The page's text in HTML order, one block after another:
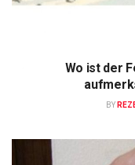
Wo ist der
BY